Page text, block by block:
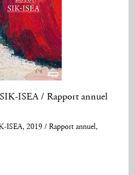
ISEA / Rapport annuel
ISEA, 2019 / Rapport annuel,